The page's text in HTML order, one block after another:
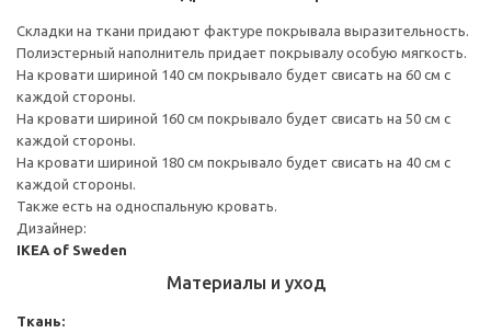
Складки на ткани придают фактуре покрывала выразительность.
Полиэстерный наполнитель придает покрывалу особую мягкость.
На кровати шириной 140 см покрывало будет свисать на 60 см с
каждой стороны.
На кровати шириной 160 см покрывало будет свисать на 50 см с
каждой стороны.
На кровати шириной 180 см покрывало будет свисать на 40 см с
каждой стороны.
Также есть на односпальную кровать.
Дизайнер:
IKEA of Sweden
Материалы и уход
Ткань: